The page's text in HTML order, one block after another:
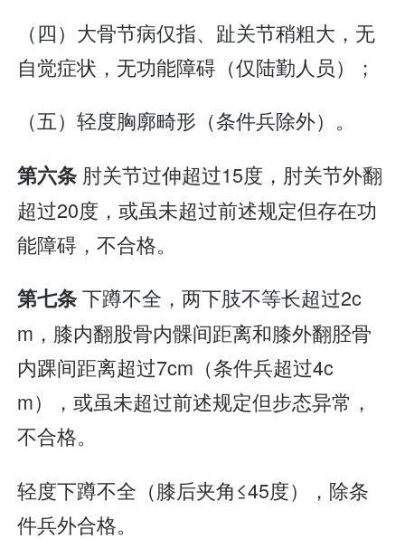
（四）大骨节病仅指、趾关节稍粗大，无
自觉症状，无功能障碍（仅陆勤人员）；
（五）轻度胸廓畸形（条件兵除外）。
第六条 肘关节过伸超过15度，肘关节外翻
超过20度，或虽未超过前述规定但存在功
能障碍，不合格。
第七条下蹲不全，两下肢不等长超过2c
m，膝内翻股骨内髁间距离和膝外翻胫骨
内踝间距离超过7cm（条件兵超过4c
m），或虽未超过前述规定但步态异常，
不合格。
轻度下蹲不全（膝后夹角≤45度），除条
件兵外合格。